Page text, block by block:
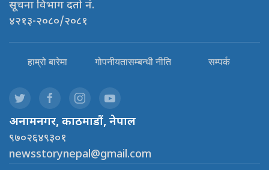
सूचना विभाग दर्ता नं.
४२१३-२०८०/२०८१
हाम्रो बारेमा गोपनीयतासम्बन्धी नीति सम्पर्क
अनामनगर, काठमाडौं, नेपाल
९७०२६४९३०१
newsstorynepal@gmail.com